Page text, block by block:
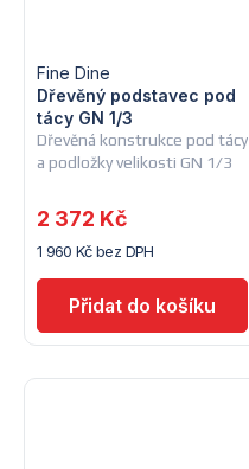
Dřevěná konstrukce pod tácy
a podložky velikosti GN 1/3
Dřevěný podstavec pod
tácy GN 1/3
Fine Dine
1 960 Kč bez DPH
2 372 Kč